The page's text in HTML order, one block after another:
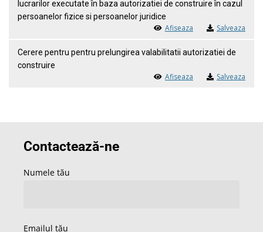
lucrarilor executate în baza autorizatiei de construire în cazul
persoanelor fizice si persoanelor juridice
Afiseaza Salveaza
Cerere pentru pentru prelungirea valabilitatii autorizatiei de
construire
Afiseaza Salveaza